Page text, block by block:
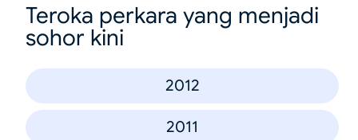
Teroka perkara yang menjadi
sohor kini
2012
2011